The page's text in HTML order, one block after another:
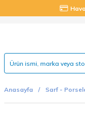
Anasayfa Sarf -